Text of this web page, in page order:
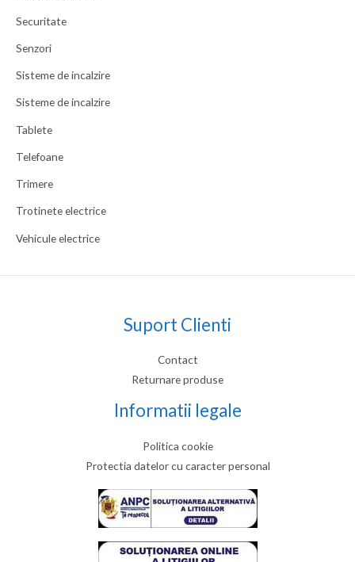
Securitate
Senzori
Sisteme de incalzire
Sisteme de incalzire
Tablete
Telefoane
Trimere
Trotinete electrice
Vehicule electrice
Suport Clienti
Contact
Returnare produse
Informatii legale
Politica cookie
Protectia datelor cu caracter personal